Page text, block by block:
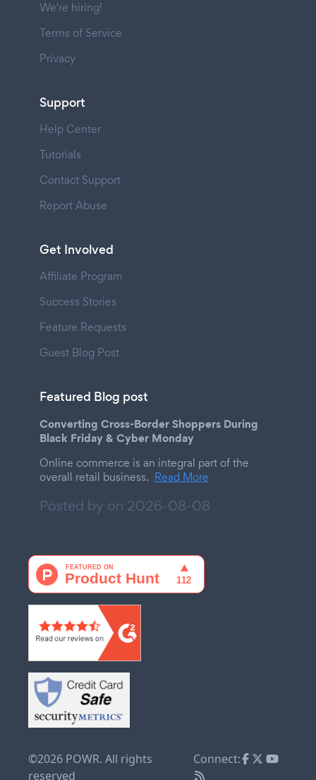
We're hiring!
Terms of Service
Privacy
Support
Help Center
Tutorials
Contact Support
Report Abuse
Get Involved
Affiliate Program
Success Stories
Feature Requests
Guest Blog Post
Featured Blog post
Converting Cross-Border Shoppers During
Black Friday & Cyber Monday
Online commerce is an integral part of the
overall retail business. Read More
Posted by on 2026-08-08
©2026 POWR. All rights
reserved
Connect: